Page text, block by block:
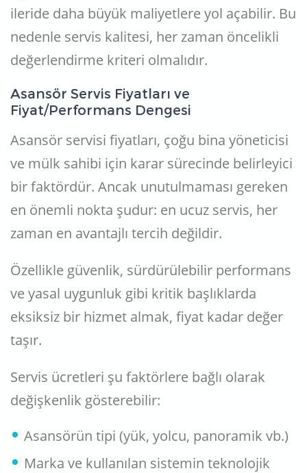
ileride daha büyük maliyetlere yol açabilir. Bu
nedenle servis kalitesi, her zaman öncelikli
değerlendirme kriteri olmalıdır.
Asansör Servis Fiyatları ve
Fiyat/Performans Dengesi
Asansör servisi fiyatları, çoğu bina yöneticisi
ve mülk sahibi için karar sürecinde belirleyici
bir faktördür. Ancak unutulmaması gereken
en önemli nokta şudur: en ucuz servis, her
zaman en avantajlı tercih değildir.
Özellikle güvenlik, sürdürülebilir performans
ve yasal uygunluk gibi kritik başlıklarda
eksiksiz bir hizmet almak, fiyat kadar değer
taşır.
Servis ücretleri şu faktörlere bağlı olarak
değişkenlik gösterebilir:
Asansörün tipi (yük, yolcu, panoramik vb.)
Marka ve kullanılan sistemin teknolojik